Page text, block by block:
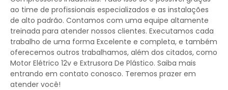
ao time de profissionais especializados e as instalações
de alto padrão. Contamos com uma equipe altamente
treinada para atender nossos clientes. Executamos cada
trabalho de uma forma Excelente e completa, e também
oferecemos outros trabalhamos, além dos citados, como
Motor Elétrico 12v e Extrusora De Plástico. Saiba mais
entrando em contato conosco. Teremos prazer em
atender você!